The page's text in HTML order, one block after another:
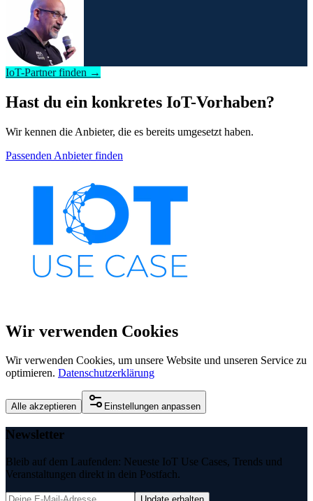
IoT-Partner finden →
Hast du ein konkretes IoT-Vorhaben?
Wir kennen die Anbieter, die es bereits umgesetzt haben.
Passenden Anbieter finden
Wir verwenden Cookies
Wir verwenden Cookies, um unsere Website und unseren Service zu
optimieren. Datenschutzerklärung
Alle akzeptieren Einstellungen anpassen
Newsletter
Bleib auf dem Laufenden: Neueste IoT Use Cases, Trends und
Veranstaltungen direkt in dein Postfach.